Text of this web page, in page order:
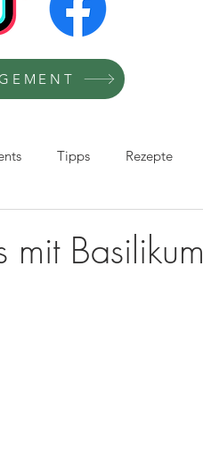
Tipps Rezepte
mit Basilikum